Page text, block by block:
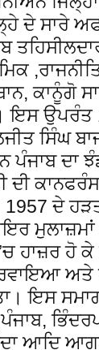
ਦੇ ਸਾਰੇ
ਕਾਨੂੰਗੋ
ਇਸ ਉਪਰੰਤ
ਸਿੰਘ
ਪੰਜਾਬ ਦਾ
ਦੀ
1957 ਦੇ
ਹਾਜ਼ਰ ਹੋ
ਅਤੇ
ਇਸ
ਆਦਿ